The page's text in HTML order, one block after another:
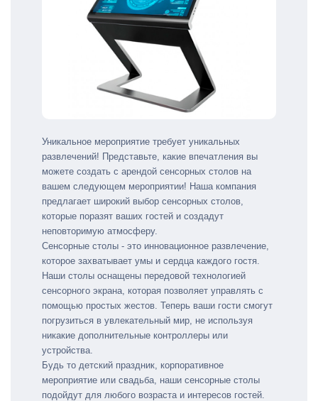
Уникальное мероприятие требует уникальных
развлечений! Представьте, какие впечатления вы
можете создать с арендой сенсорных столов на
вашем следующем мероприятии! Наша компания
предлагает широкий выбор сенсорных столов,
которые поразят ваших гостей и создадут
неповторимую атмосферу.
Сенсорные столы - это инновационное развлечение,
которое захватывает умы и сердца каждого гостя.
Наши столы оснащены передовой технологией
сенсорного экрана, которая позволяет управлять с
помощью простых жестов. Теперь ваши гости смогут
погрузиться в увлекательный мир, не используя
никакие дополнительные контроллеры или
устройства.
Будь то детский праздник, корпоративное
мероприятие или свадьба, наши сенсорные столы
подойдут для любого возраста и интересов гостей.